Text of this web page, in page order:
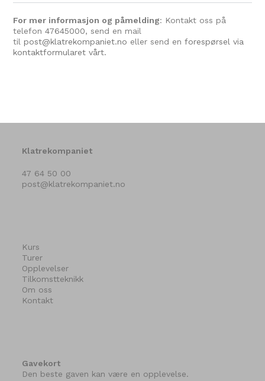
For mer informasjon og påmelding: Kontakt oss på
telefon47645000, send en mail
til post@klatrekompaniet.no eller send enforespørsel via
kontaktformularet vårt.
Klatrekompaniet
47 64 50 00
post@klatrekompaniet.no
Kurs
Turer
Opplevelser
Tilkomstteknikk
Om oss
Kontakt
Gavekort
Den beste gaven kan være en opplevelse.